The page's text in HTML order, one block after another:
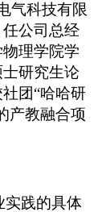
气科技有限
公司总经
理学院学
研究生论
团“哈哈研
产教融合项
实践的具体